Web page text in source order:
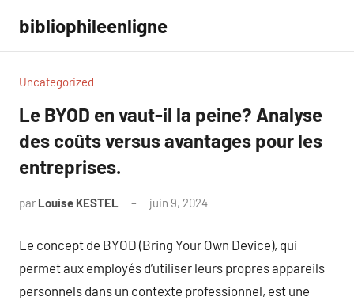
contenu
bibliophileenligne
Uncategorized
Le BYOD en vaut-il la peine? Analyse
des coûts versus avantages pour les
entreprises.
par Louise KESTEL juin 9, 2024
Le concept de BYOD (Bring Your Own Device), qui
permet aux employés d’utiliser leurs propres appareils
personnels dans un contexte professionnel, est une